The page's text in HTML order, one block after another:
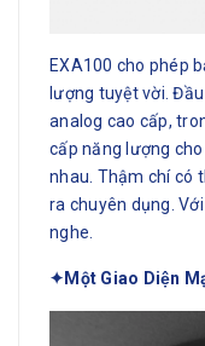
EXA100 cho phép
lượng tuyệt vời.
analog cao cấp,
cấp năng lượng
nhau. Thậm chí có
ra chuyên dụng.
nghe.
✦Một Giao Diện